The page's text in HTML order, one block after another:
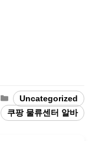
Categories
Uncategorized
Tags쿠팡 물류센터 알바